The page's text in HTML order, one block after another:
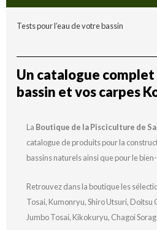
Tests pour l’eau de votre bassin
Un catalogue
bassin et vos carpes
La Boutique de la Pisciculture de
catalogue de produits pour la
bassins naturels ainsi que pour le
Retrouvez dans la boutique les
Tosai, Kumonryu, Shiro Utsuri, Doitsu
Jumbo Tosai, Kikokuryu, Chagoi